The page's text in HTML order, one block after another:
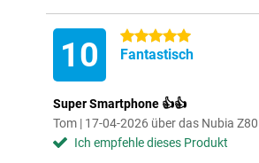
10 5 Sterne
Fantastisch
Super Smartphone 👍👍
Tom | 17-04-2026 über das Nubia
Ich empfehle dieses Produkt